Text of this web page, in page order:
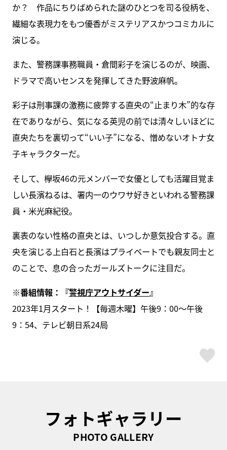
か？ 作品にちりばめられた謎のひとつを司る役柄を、
繊細な表現力をもつ優香がミステリアスかつコミカルに
演じる。
また、警務課事務職員・倉間彩子を演じるのが、映画、
ドラマで高いセンスを発揮してきた野波麻帆。
彩子は刑事課の激務に疲弊する直央の“止まり木”的な存
在でありながら、気になる英児の前では清々しいほどに
直央たちを裏切って“いい子”になる、憎めないオトナ女
子キャラクターだ。
そして、欅坂46の元メンバーで女優としても活躍目覚ま
しい長濱ねるは、署内一のウワサ好きといわれる警務課
員・米光麻紀役。
裏表のない性格の直央とは、いつしか意気投合する。直
央を演じる上白石と長濱はプライベートでも親友同士と
のことで、息の合ったガールズトークに注目だ。
※番組情報：『警視庁アウトサイダー』
2023年1月スタート！【毎週木曜】午後9：00～午後
9：54、テレビ朝日系24局
フォトギャラリー
PHOTO GALLERY